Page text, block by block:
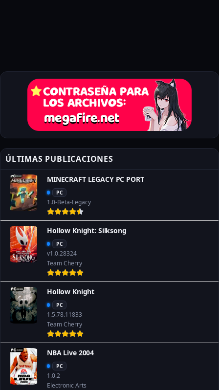
ÚLTIMAS PUBLICACIONES
MINECRAFT LEGACY PC PORT
PC
1.0-Beta-Legacy
Hollow Knight: Silksong
PC
v1.0.28324
Team Cherry
Hollow Knight
PC
1.5.78.11833
Team Cherry
NBA Live 2004
PC
1.0.2
Electronic Arts